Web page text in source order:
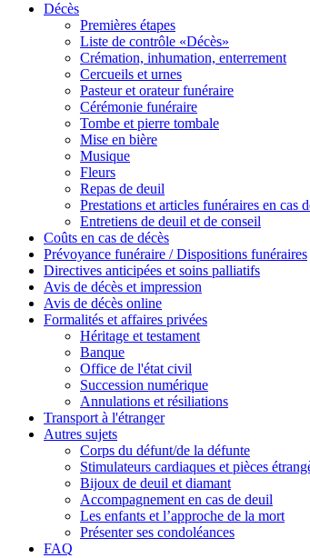
Décès
Premières étapes
Liste de contrôle «Décès»
Crémation, inhumation, enterrement
Cercueils et urnes
Pasteur et orateur funéraire
Cérémonie funéraire
Tombe et pierre tombale
Mise en bière
Musique
Fleurs
Repas de deuil
Prestations et articles funéraires en cas
Entretiens de deuil et de conseil
Coûts en cas de décès
Prévoyance funéraire / Dispositions funéraires
Directives anticipées et soins palliatifs
Avis de décès et impression
Avis de décès online
Formalités et affaires privées
Héritage et testament
Banque
Office de l'état civil
Succession numérique
Annulations et résiliations
Transport à l'étranger
Autres sujets
Corps du défunt/de la défunte
Stimulateurs cardiaques et pièces
Bijoux de deuil et diamant
Accompagnement en cas de deuil
Les enfants et l’approche de la mort
Présenter ses condoléances
FAQ